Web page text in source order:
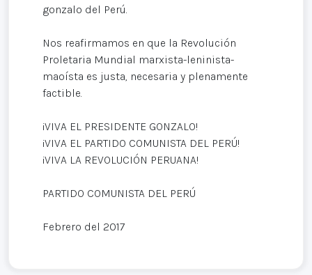
gonzalo del Perú.
Nos reafirmamos en que la Revolución
Proletaria Mundial marxista-leninista-
maoísta es justa, necesaria y plenamente
factible.
¡VIVA EL PRESIDENTE GONZALO!
¡VIVA EL PARTIDO COMUNISTA DEL PERÚ!
¡VIVA LA REVOLUCIÓN PERUANA!
PARTIDO COMUNISTA DEL PERÚ
Febrero del 2017